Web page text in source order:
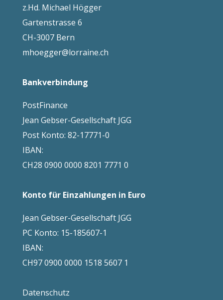
z.Hd. Michael Högger
Gartenstrasse 6
CH-3007 Bern
mhoegger@lorraine.ch
Bankverbindung
PostFinance
Jean Gebser-Gesellschaft JGG
Post Konto: 82-17771-0
IBAN:
CH28 0900 0000 8201 7771 0
Konto für Einzahlungen in Euro
Jean Gebser-Gesellschaft JGG
PC Konto: 15-185607-1
IBAN:
CH97 0900 0000 1518 5607 1
Datenschutz